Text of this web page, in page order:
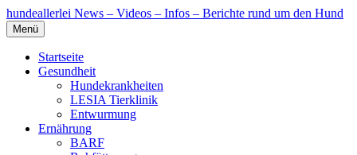
hundeallerlei News – Videos – Infos – Berichte rund um den Hund
Menü
Startseite
Gesundheit
Hundekrankheiten
LESIA Tierklinik
Entwurmung
Ernährung
BARF